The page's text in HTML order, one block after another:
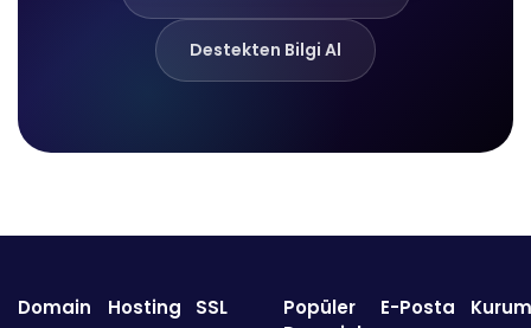
Destekten Bilgi Al
Domain Hosting SSL
Popüler
E-Posta